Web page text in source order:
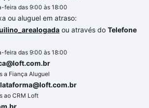
feira das 9:00 às 18:00
ou aluguel em atraso:
ou através do Telefone
feira das 9:00 às 18:00
a Fiança Aluguel
ao CRM Loft